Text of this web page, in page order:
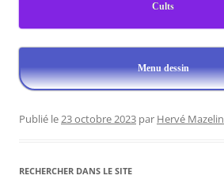
Cults
Menu dessin
Publié le23 octobre 2023 par Hervé Mazelin
RECHERCHER DANS LE SITE